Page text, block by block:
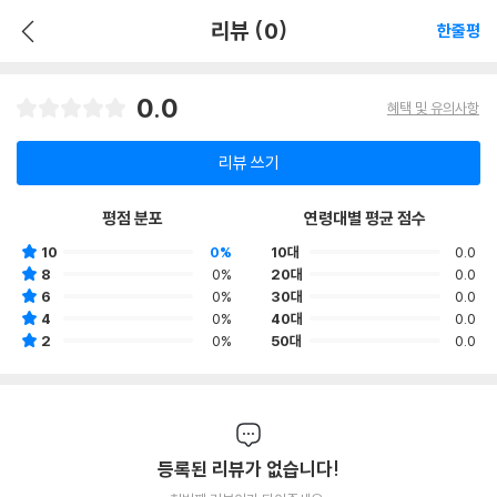
리뷰 (0) 한줄평
0.0 혜택 및 유의사항
리뷰 쓰기
평점 분포
10
0%
8
0%
6
0%
4
0%
2
0%
연령대별 평균 점수
10대
0.0
20대
0.0
30대
0.0
40대
0.0
50대
0.0
등록된 리뷰가 없습니다!